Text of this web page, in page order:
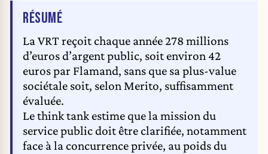
RÉSUMÉDE L'ARTICLE
La VRT reçoit chaque année 278 millions
d’euros d’argent public, soit environ 42
euros par Flamand, sans que sa plus-value
sociétale soit, selon Merito, suffisamment
évaluée.
Le think tank estime que la mission du
service public doit être clarifiée, notamment
face à la concurrence privée, au poids du